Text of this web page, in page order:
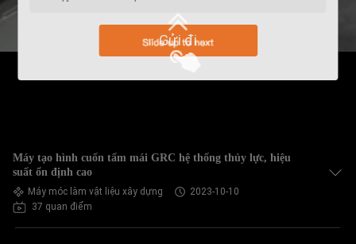
Gửi đi
Máy tạo hình cuốn tấm mái GRC hệ thống thủy lực, hiệu
suất ổn định cao
Máy móc làm vật liệu xây dựng
2023-10-10
37 quan điểm